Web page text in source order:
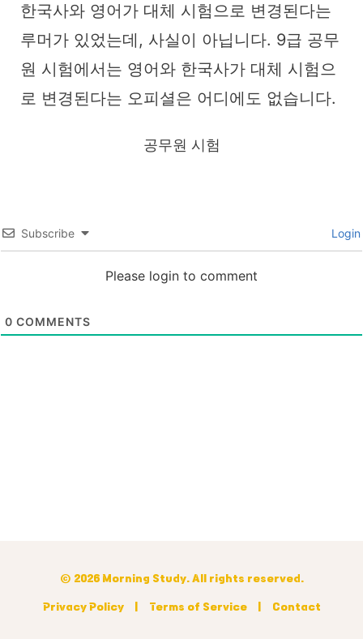
한국사와 영어가 대체 시험으로 변경된다는
루머가 있었는데, 사실이 아닙니다. 9급 공무
원 시험에서는 영어와 한국사가 대체 시험으
로 변경된다는 오피셜은 어디에도 없습니다.
공무원 시험
Subscribe Login
Please login to comment
0 COMMENTS
© 2026 Morning Study. All rights reserved.
Privacy Policy Terms of Service Contact